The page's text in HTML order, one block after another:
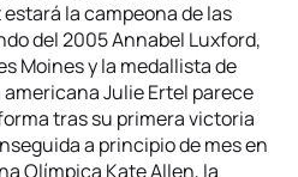
la campeona de las
del 2005 Annabel Luxford,
Moines y la medallista de
Julie Ertel parece
tras su primera victoria
a principio de mes en
Olímpica Kate Allen, la